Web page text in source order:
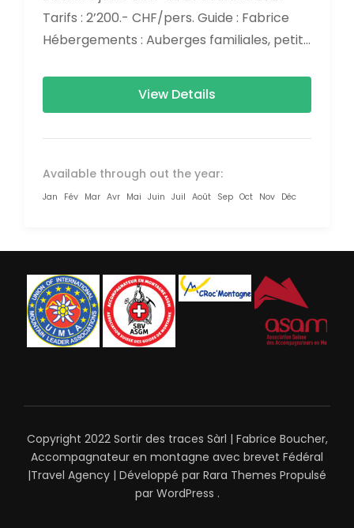
Tarifs : 2’200.- CHF/pers. Guide : Fabrice
Hébergements : Auberges familiales, petits
technique particulière, mais étapes
parfois...
View Details
Available through out the year:
Jan Fév Mar Avr Mai Juin Juil Août Sep Oct Nov Déc
Copyright 2022 Sortir des traces Sàrl | Fabrice Boucher,
Accompagnateur en montagne avec brevet Fédéral
|Travel Agency | Développé par Rara Themes Propulsé
par WordPress .